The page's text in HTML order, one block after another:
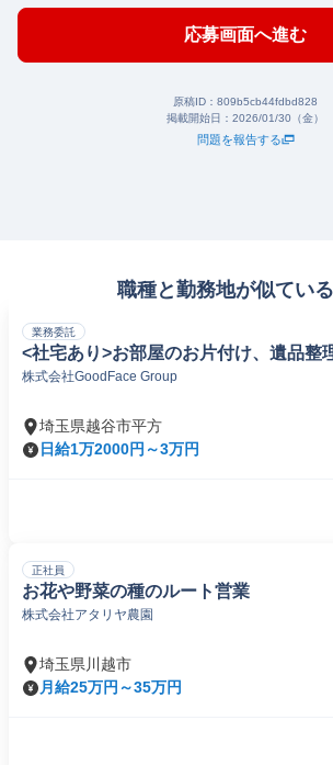
応募画面へ進む
原稿ID： 809b5cb44fdbd828
掲載開始日： 2026/01/30（金）
問題を報告する
職種と勤務地が似てい
業務委託
<社宅あり>お部屋のお片付け、遺品整
株式会社GoodFace Group
埼玉県越谷市平方
日給1万2000円～3万円
正社員
お花や野菜の種のルート営業
株式会社アタリヤ農園
埼玉県川越市
月給25万円～35万円